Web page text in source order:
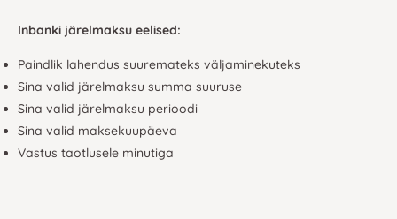
Inbanki järelmaksu eelised:
Paindlik lahendus suuremateks väljaminekuteks
Sina valid järelmaksu summa suuruse
Sina valid järelmaksu perioodi
Sina valid maksekuupäeva
Vastus taotlusele minutiga